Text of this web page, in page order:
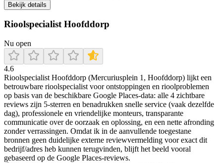
Bekijk details
Rioolspecialist Hoofddorp
Nu open
4.6
Rioolspecialist Hoofddorp (Mercuriusplein 1, Hoofddorp) lijkt een
betrouwbare rioolspecialist voor ontstoppingen en rioolproblemen
op basis van de beschikbare Google Places-data: alle 4 zichtbare
reviews zijn 5-sterren en benadrukken snelle service (vaak dezelfde
dag), professionele en vriendelijke monteurs, transparante
communicatie over de oorzaak en oplossing, en een nette afronding
zonder verrassingen. Omdat ik in de aanvullende toegestane
bronnen geen duidelijke externe reviewvermelding voor exact dit
bedrijf/adres heb kunnen terugvinden, blijft het beeld vooral
gebaseerd op de Google Places-reviews.